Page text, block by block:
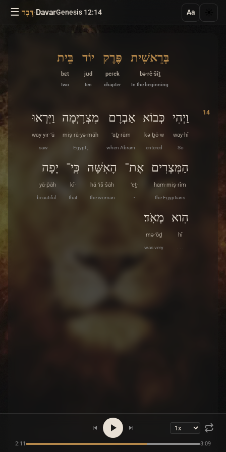
☰ דָּבָר·DavarGenesis 12:14 Aa
בְּרֵאשִׁית
bə·rê·šîṯ
In the beginning
פֶּרֶק
peɾek
chapter
יוֹד
jʊd
ten
בֵּית
bɛt
two
14 וַיְהִי
way·hî
So
כְּבוֹא
kə·ḇō·w
entered
אַבְרָם
’aḇ·rām
when Abram
מִצְרָיְמָה
miṣ·rā·yə·māh
Egypt ,
וַיִּרְאוּ
way·yir·’ū
saw
הַמִּצְרִים
ham·miṣ·rîm
the Egyptians
אֶת־
’eṯ-
-
הָאִשָּׁה
hā·’iš·šāh
the woman
כִּֽי־
kî-
that
יָפָה
yā·p̄āh
beautiful .
הִוא
hî
. . .
מְאֹֽד׃
mə·’ōḏ
was very
2:11 3:09